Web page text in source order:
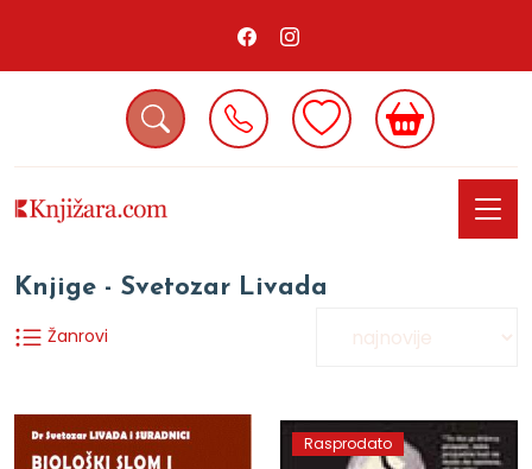
Knjige - Svetozar Livada
Žanrovi
Rasprodato